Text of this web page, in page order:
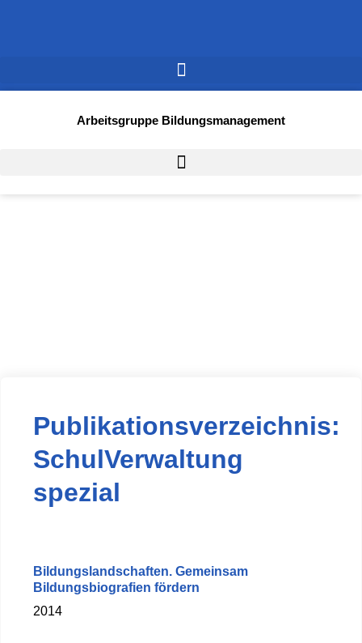
Arbeitsgruppe Bildungsmanagement
Publikationsverzeichnis:
SchulVerwaltung
spezial
Bildungslandschaften. Gemeinsam
Bildungsbiografien fördern
2014